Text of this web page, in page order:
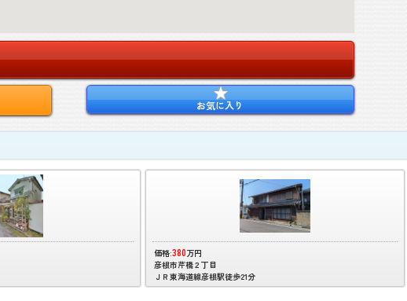
お気に入り
価格:380万円
彦根市芹橋２丁目
ＪＲ東海道線彦根駅徒歩21分